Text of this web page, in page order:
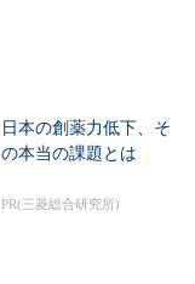
日本の創薬力低下、そ
の本当の課題とは
PR(三菱総合研究所)